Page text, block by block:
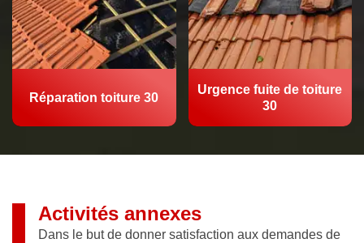
Réparation toiture 30
Urgence fuite de toiture
30
Activités annexes
Dans le but de donner satisfaction aux demandes de